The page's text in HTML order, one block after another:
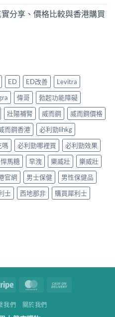
分享、價格比較與香港購買
ED ED改善
Levitra
偉哥
勃起功能障礙
壯陽補腎 威而鋼
威而鋼價格
而鋼香港
必利勁lihkg
嗎 必利勁哪裡買
必利勁效果
悍馬糖 早洩 樂威壯
樂威壯
官網 男士保健
男性保健品
士 西地那非
購買犀利士
Stripe MasterCard
我們 關於我們